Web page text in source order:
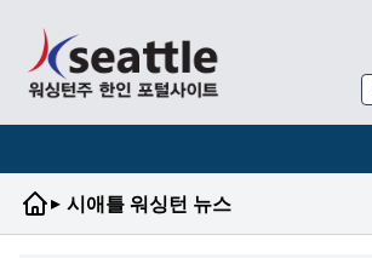
▸ 시애틀 워싱턴 뉴스